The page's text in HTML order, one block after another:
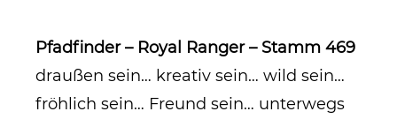
Pfadfinder – Royal Ranger – Stamm 469
draußen sein… kreativ sein… wild sein…
fröhlich sein… Freund sein… unterwegs